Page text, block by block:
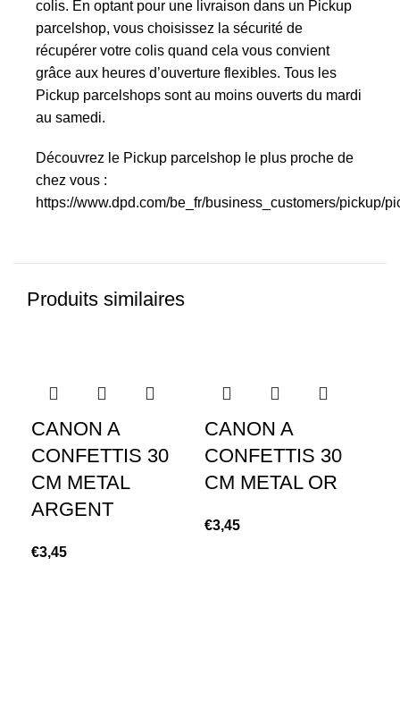
colis. En optant pour une livraison dans un Pickup
parcelshop, vous choisissez la sécurité de
récupérer votre colis quand cela vous convient
grâce aux heures d’ouverture flexibles. Tous les
Pickup parcelshops sont au moins ouverts du mardi
au samedi.
Découvrez le Pickup parcelshop le plus proche de
chez vous :
https://www.dpd.com/be_fr/business_customers/pickup/
Produits similaires
CANON A
CONFETTIS 30
CM METAL
ARGENT
€3,45
CANON A
CONFETTIS 30
CM METAL OR
€3,45